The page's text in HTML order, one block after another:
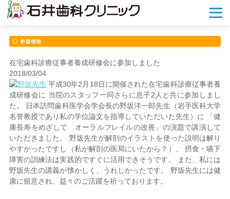
メ
ニ
在宅歯科診療従事者養成研修会に参加しました
2018/03/04
平成30年2月18日に開催された在宅歯科診療従事者養
成研修会に 当院のスタッフ一同さらに息子2人と共に参加しまし
た。 日本訪問歯科医学会学会長の野坂洋一郎先生（岩手医科大学
名誉教授であり私の学位論文を指導していただいた先生）に 「健
康長寿をめざして オーラルフレイルの改善」の演題で講演して
いただきました。 野坂先生が解剖のイラストを使った説明は解り
やすかったですし（私が解剖の医局にいたから？）、 摂食・嚥下
障害の訓練法は実践的ですぐに活用できそうです。 また、私には
野坂先生の講義が懐かしく、うれしかったです。 野坂先生には健
康に留意され、益々のご活躍を祈っております。